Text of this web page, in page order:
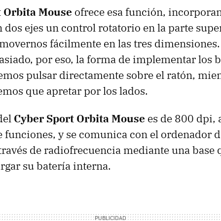
Orbita Mouse ofrece esa función,
ejes un control rotatorio en la parte
fácilmente en las tres
por eso, la forma de implementar los
pulsar directamente sobre el ratón,
que apretar por los lados.
Cyber Sport Orbita Mouse es de 800 dpi,
funciones, y se comunica con el ordenador
de radiofrecuencia mediante una base
su batería interna.